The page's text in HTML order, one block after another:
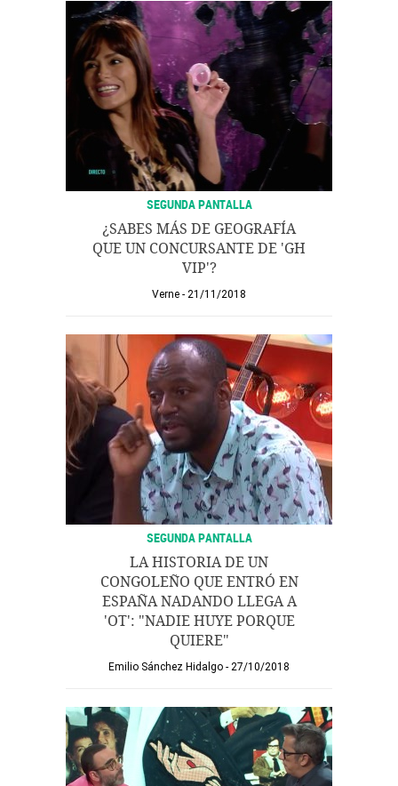
SEGUNDA PANTALLA
¿SABES MÁS DE GEOGRAFÍA
QUE UN CONCURSANTE DE 'GH
VIP'?
Verne 21/11/2018
SEGUNDA PANTALLA
LA HISTORIA DE UN
CONGOLEÑO QUE ENTRÓ EN
ESPAÑA NADANDO LLEGA A
'OT': "NADIE HUYE PORQUE
QUIERE"
Emilio Sánchez Hidalgo 27/10/2018